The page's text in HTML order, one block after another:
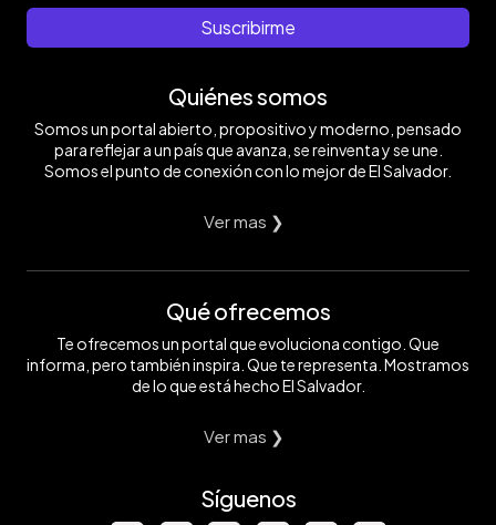
Suscribirme
Quiénes somos
Somos un portal abierto, propositivo y moderno, pensado
para reflejar a un país que avanza, se reinventa y se une.
Somos el punto de conexión con lo mejor de El Salvador.
Ver mas ❯
Qué ofrecemos
Te ofrecemos un portal que evoluciona contigo. Que
informa, pero también inspira. Que te representa. Mostramos
de lo que está hecho El Salvador.
Ver mas ❯
Síguenos